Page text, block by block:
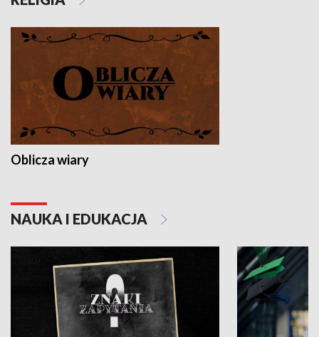
Oblicza wiary
NAUKA I EDUKACJA